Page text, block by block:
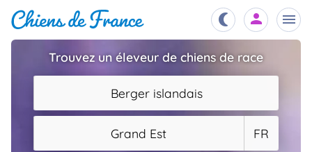
Chiots
Éleveurs
Trouvez un éleveur de chiens de race
Berger islandais
Grand Est FR